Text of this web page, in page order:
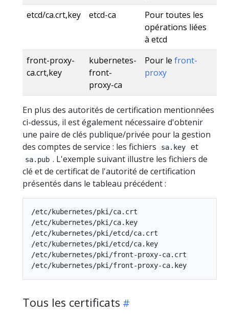
etcd/ca.crt,key
etcd-ca
Pour toutes les
opérations liées
à etcd
front-proxy-
ca.crt,key
kubernetes-
front-
proxy-ca
Pour le front-
proxy
En plus des autorités de certification mentionnées
ci-dessus, il est également nécessaire d'obtenir
une paire de clés publique/privée pour la gestion
des comptes de service : les fichiers
sa.key et
sa.pub . L'exemple suivant illustre les fichiers de
clé et de certificat de l'autorité de certification
présentés dans le tableau précédent :
/etc/kubernetes/pki/ca.crt
/etc/kubernetes/pki/ca.key
/etc/kubernetes/pki/etcd/ca.crt
/etc/kubernetes/pki/etcd/ca.key
/etc/kubernetes/pki/front-proxy-ca.crt
Tous les certificats